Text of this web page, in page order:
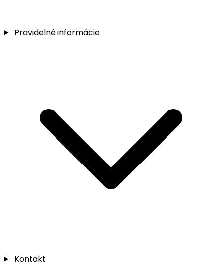
Pravidelné informácie
Kontakt